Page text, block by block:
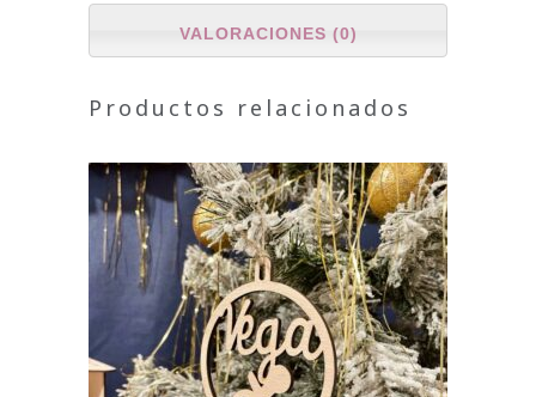
VALORACIONES (0)
Productos relacionados